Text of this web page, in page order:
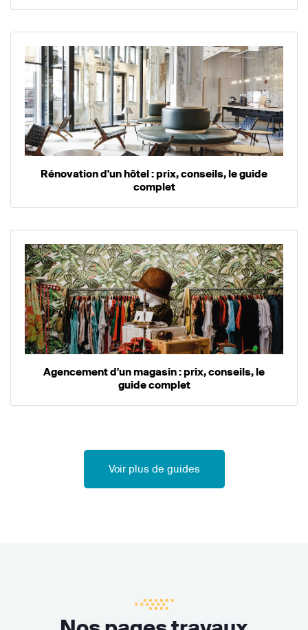
Rénovation d'un hôtel : prix, conseils, le guide
complet
Agencement d'un magasin : prix, conseils, le
guide complet
Voir plus de guides